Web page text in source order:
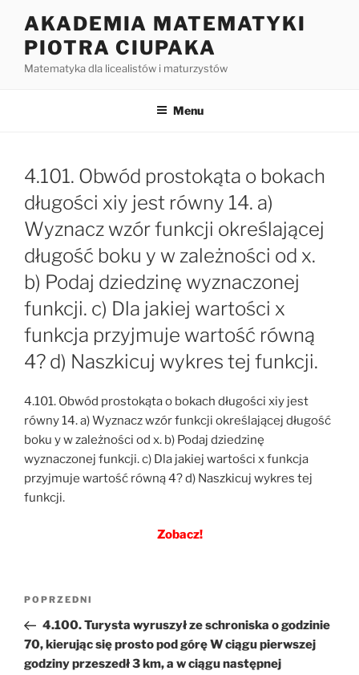
treści
AKADEMIA MATEMATYKI
PIOTRA CIUPAKA
Matematyka dla licealistów i maturzystów
Menu
4.101. Obwód prostokąta o bokach
długości xiy jest równy 14. a)
Wyznacz wzór funkcji określającej
długość boku y w zależności od x.
b) Podaj dziedzinę wyznaczonej
funkcji. c) Dla jakiej wartości x
funkcja przyjmuje wartość równą
4? d) Naszkicuj wykres tej funkcji.
4.101. Obwód prostokąta o bokach długości xiy jest
równy 14. a) Wyznacz wzór funkcji określającej długość
boku y w zależności od x. b) Podaj dziedzinę
wyznaczonej funkcji. c) Dla jakiej wartości x funkcja
przyjmuje wartość równą 4? d) Naszkicuj wykres tej
funkcji.
Zobacz!
Nawigacja
Poprzedni
wpis
POPRZEDNI
4.100. Turysta wyruszył ze schroniska o godzinie
70, kierując się prosto pod górę W ciągu pierwszej
godziny przeszedł 3 km, a w ciągu następnej